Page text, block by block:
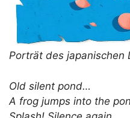
Porträt des japanischen
Old silent pond…
A frog jumps into the